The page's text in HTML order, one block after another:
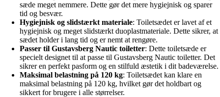
sæde meget nemmere. Dette gør det mere hygiejnisk og sparer
tid og besvær.
Hygiejnisk og slidstærkt materiale: Toiletsædet er lavet af et
hygiejnisk og meget slidstærkt duoplastmateriale. Dette sikrer, at
sædet holder i lang tid og er nemt at rengøre.
Passer til Gustavsberg Nautic toiletter: Dette toiletsæde er
specielt designet til at passe til Gustavsberg Nautic toiletter. Det
sikrer en perfekt pasform og en stilfuld æstetik i dit badeværelse.
Maksimal belastning på 120 kg: Toiletsædet kan klare en
maksimal belastning på 120 kg, hvilket gør det holdbart og
sikkert for brugere i alle størrelser.